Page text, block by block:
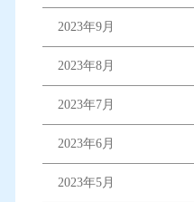
2023年9月
2023年8月
2023年7月
2023年6月
2023年5月